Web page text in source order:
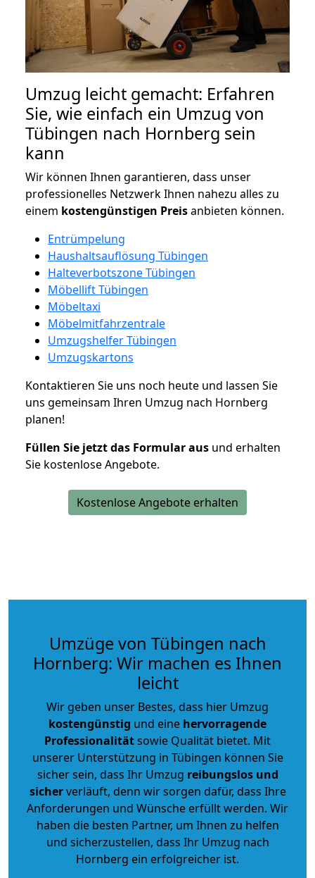
Umzug leicht gemacht: Erfahren
Sie, wie einfach ein Umzug von
Tübingen nach Hornberg sein
kann
Wir können Ihnen garantieren, dass unser
professionelles Netzwerk Ihnen nahezu alles zu
einem kostengünstigen Preisanbieten können.
Entrümpelung
Haushaltsauflösung Tübingen
Halteverbotszone Tübingen
Möbellift Tübingen
Möbeltaxi
Möbelmitfahrzentrale
Umzugshelfer Tübingen
Umzugskartons
Kontaktieren Sie uns noch heute und lassen Sie
uns gemeinsam Ihren Umzug nach Hornberg
planen!
Füllen Sie jetzt das Formular aus und erhalten
Sie kostenlose Angebote.
Kostenlose Angebote erhalten
Umzüge von Tübingen nach
Hornberg: Wir machen es Ihnen
leicht
Wir geben unser Bestes, dass hier Umzug
kostengünstig und eine hervorragende
Professionalitätsowie Qualität bietet. Mit
unserer Unterstützung in Tübingen können Sie
sicher sein, dass Ihr Umzug reibungslos und
sicherverläuft, denn wir sorgen dafür, dass Ihre
Anforderungen und Wünsche erfüllt werden. Wir
haben die besten Partner, um Ihnen zu helfen
und sicherzustellen, dass Ihr Umzug nach
Hornberg ein erfolgreicher ist.